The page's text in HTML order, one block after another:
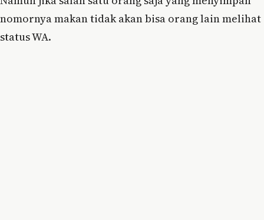
nomornya makan tidak akan bisa orang lain melihat
status WA.